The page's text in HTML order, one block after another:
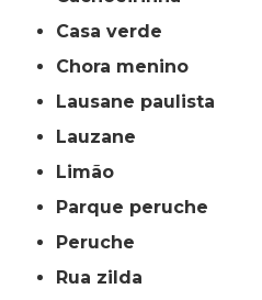
casa verde
chora menino
lausane paulista
lauzane
limão
parque peruche
peruche
rua zilda